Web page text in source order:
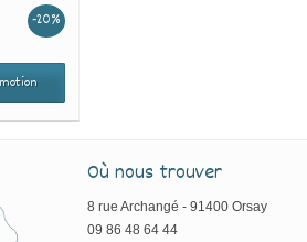
-20%
Où nous trouver
8 rue Archangé - 91400 Orsay
09 86 48 64 44